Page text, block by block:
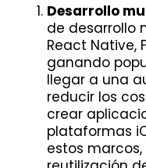
Desarrollo
de desarrollo
React Native,
ganando
llegar a una
reducir los
crear
plataformas
estos